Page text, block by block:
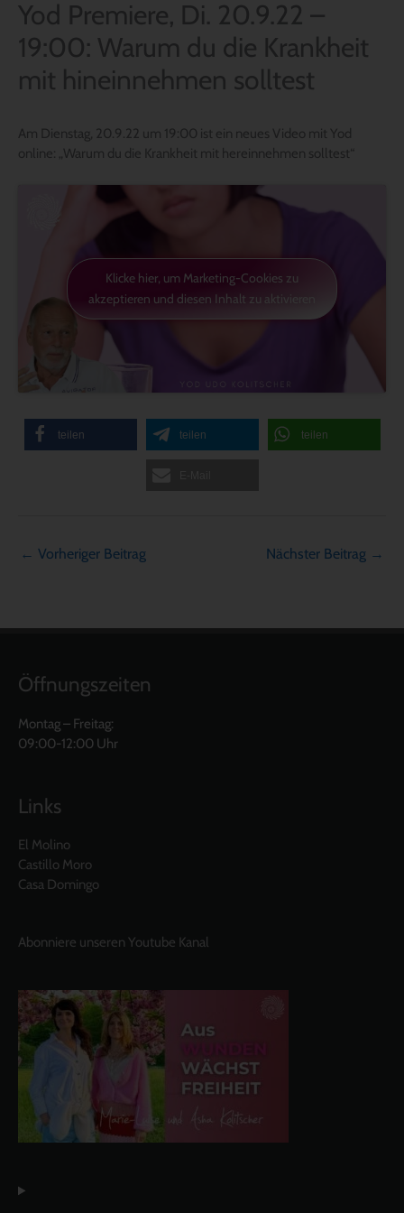
Yod Premiere, Di. 20.9.22 –
19:00: Warum du die Krankheit
mit hineinnehmen solltest
Am Dienstag, 20.9.22 um 19:00 ist ein neues Video mit Yod
online: „Warum du die Krankheit mit hereinnehmen solltest“
Klicke hier, um Marketing-Cookies zu
akzeptieren und diesen Inhalt zu aktivieren
teilen teilen teilen
← Vorheriger Beitrag Nächster Beitrag →
Öffnungszeiten
Montag – Freitag:
09:00-12:00 Uhr
Links
El Molino
Castillo Moro
Casa Domingo
Abonniere unseren Youtube Kanal